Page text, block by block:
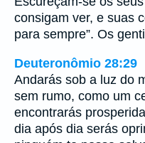
consigam ver, e suas
para sempre”. Os
Deuteronômio 28:29
Andarás sob a luz do
sem rumo, como um
encontrarás
dia após dia serás